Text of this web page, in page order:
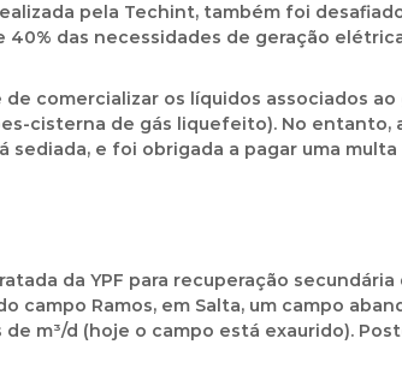
pela Techint, também foi
40% das necessidades de geração
comercializar os líquidos associados ao
cisterna de gás liquefeito). No entanto,
e foi obrigada a pagar uma
da YPF para recuperação secundária
campo Ramos, em Salta, um campo
m³/d (hoje o campo está exaurido).